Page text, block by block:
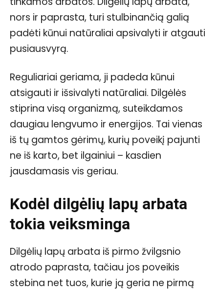
nors ir paprasta, turi stulbinančią galią
padėti kūnui natūraliai apsivalyti ir atgauti
pusiausvyrą.
Reguliariai geriama, ji padeda kūnui
atsigauti ir išsivalyti natūraliai. Dilgėlės
stiprina visą organizmą, suteikdamos
daugiau lengvumo ir energijos. Tai vienas
iš tų gamtos gėrimų, kurių poveikį pajunti
ne iš karto, bet ilgainiui – kasdien
jausdamasis vis geriau.
Kodėl dilgėlių lapų arbata
tokia veiksminga
Dilgėlių lapų arbata iš pirmo žvilgsnio
atrodo paprasta, tačiau jos poveikis
stebina net tuos, kurie ją geria ne pirmą